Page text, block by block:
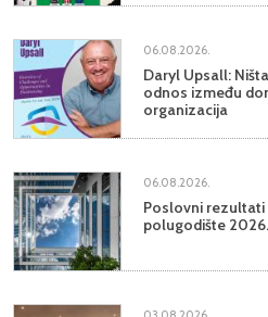
06.08.2026.
Daryl Upsall:
odnos između
organizacija
06.08.2026.
Poslovni rezultati
polugodište